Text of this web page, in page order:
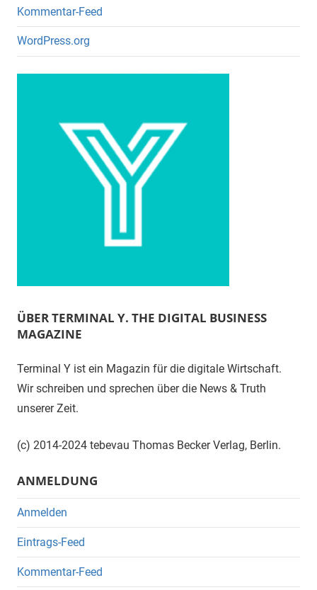
Kommentar-Feed
WordPress.org
ÜBER TERMINAL Y. THE DIGITAL BUSINESS
MAGAZINE
Terminal Y ist ein Magazin für die digitale Wirtschaft.
Wir schreiben und sprechen über die News & Truth
unserer Zeit.
(c) 2014-2024 tebevau Thomas Becker Verlag, Berlin.
ANMELDUNG
Anmelden
Eintrags-Feed
Kommentar-Feed